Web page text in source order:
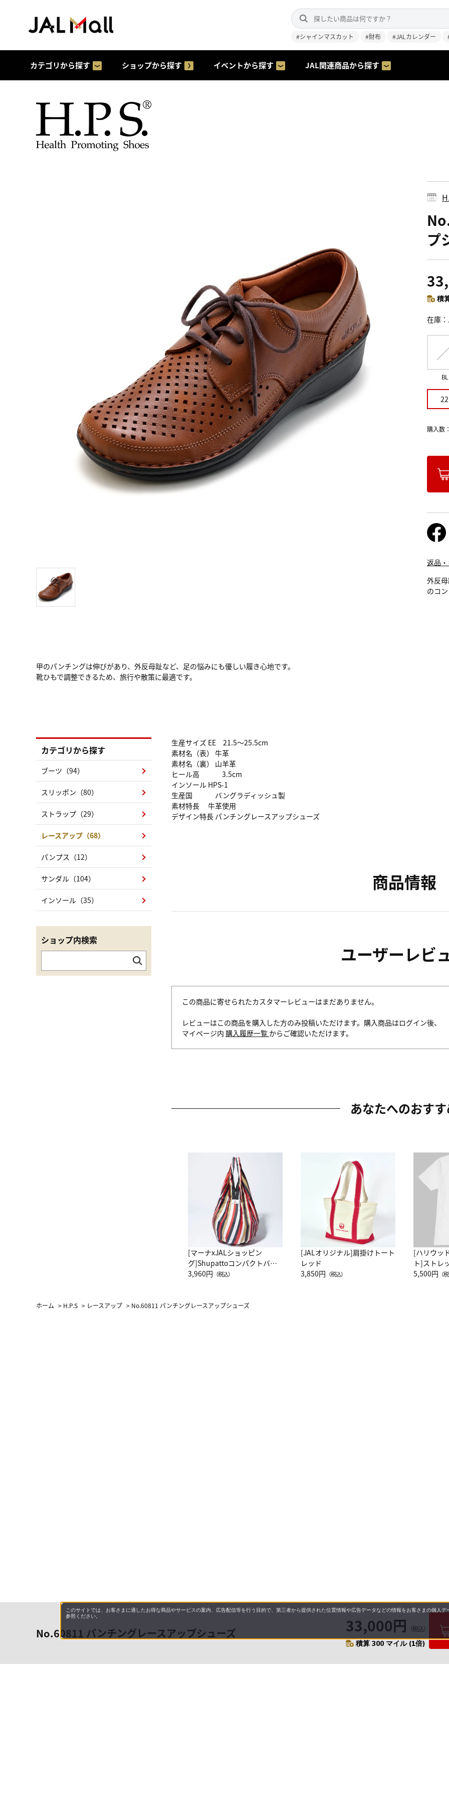
#シャインマスカット #財布 #JALカレンダー
カテゴリから探す ショップから探す イベントから探す JAL関連商品から探す
プ
積
在庫
BL
22
購入数
No.60811 パンチングレースアップシューズ 33,000円 （税込）
積算 300 マイル (1倍)
返品
外反
のコ
甲のパンチングは伸びがあり、外反母趾など、足の悩みにも優しい履き心地です。
靴ひもで調整できるため、旅行や散策に最適です。
生産サイズ EE 21.5～25.5cm
素材名（表） 牛革
素材名（裏） 山羊革
ヒール高 3.5cm
インソール HPS-1
生産国 バングラディッシュ製
素材特長 牛革使用
デザイン特長 パンチングレースアップシューズ
商品情報
ユーザーレビ
この商品に寄せられたカスタマーレビューはまだありません。
レビューはこの商品を購入した方のみ投稿いただけます。購入商品はログイン後、
マイページ内 購入履歴一覧 からご確認いただけます。
あなたへのおす
[マーナxJALショッピン
グ]Shupattoコンパクトバッ
グ Drop JAL客室乗務員
3,960円 （税込）
[JALオリジナル]肩掛けトート
レッド
3,850円 （税込）
[ハリウッ
ト]ストレ
ーネック
5,500円 （
カテゴリから探す
ブーツ（94）
スリッポン（80）
ストラップ（29）
レースアップ（68）
パンプス（12）
サンダル（104）
インソール（35）
ショップ内検索
ホーム > H.P.S > レースアップ > No.60811 パンチングレースアップシューズ
このサイトでは、お客さまに適したお得な商品やサービスの案内、広告配信等を行う目的で、第三者から提供された位置情報や広告データなどの情報をお客さまの個人
参照ください。